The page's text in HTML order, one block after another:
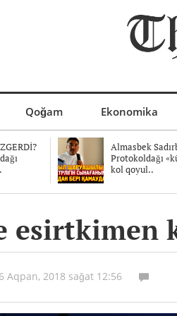
Qoğam Ekonomika
Almasbek
Protokoldağı
kol qoyul..
Aqpan, 2018 sağat 12:56